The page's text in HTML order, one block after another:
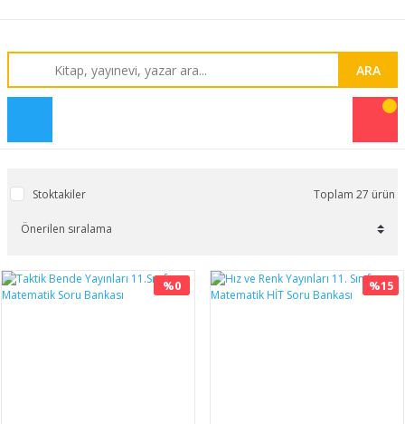
ARA
Stoktakiler Toplam 27 ürün
%0 %15